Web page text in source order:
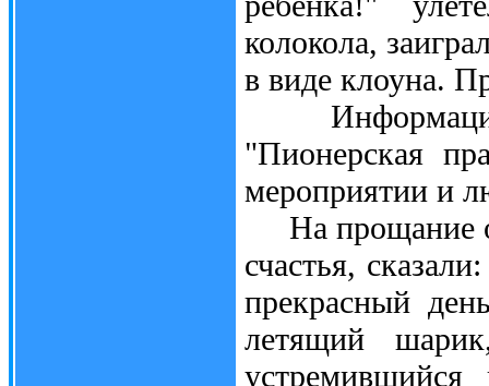
колокола,
в виде клоуна.
"Пионерская
мероприятии и
На прощание
счастья,
прекрасный
летящий
устремившийся